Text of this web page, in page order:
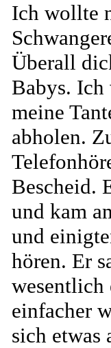
Ich wollte
Überall
Babys.
meine
abholen.
Bescheid.
und kam
und
hören. Er
wesentlich
einfacher
sich etwas